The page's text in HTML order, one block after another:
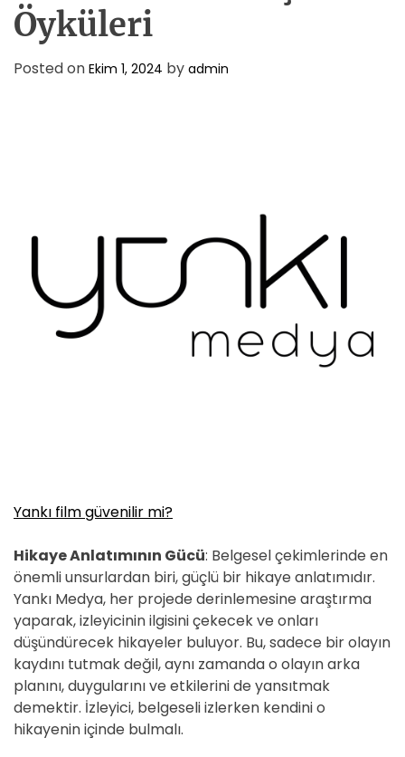
Öyküleri
Posted on Ekim 1, 2024 by admin
Yankı film güvenilir mi?
Hikaye Anlatımının Gücü: Belgesel çekimlerinde en
önemli unsurlardan biri, güçlü bir hikaye anlatımıdır.
Yankı Medya, her projede derinlemesine araştırma
yaparak, izleyicinin ilgisini çekecek ve onları
düşündürecek hikayeler buluyor. Bu, sadece bir olayın
kaydını tutmak değil, aynı zamanda o olayın arka
planını, duygularını ve etkilerini de yansıtmak
demektir. İzleyici, belgeseli izlerken kendini o
hikayenin içinde bulmalı.